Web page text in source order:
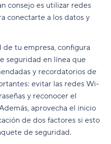
consejo es utilizar redes
conectarte a los datos y
tu empresa, configura
seguridad en línea que
y recordatorios de
evitar las redes Wi-
y reconocer el
aprovecha el inicio
de dos factores si esto
de seguridad.